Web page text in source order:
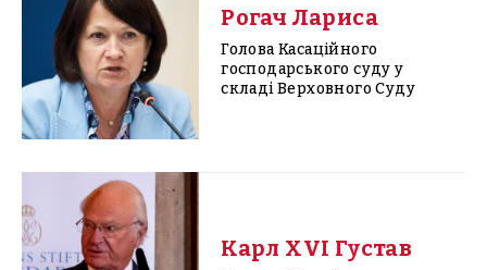
Рогач Лариса
Голова Касаційного
господарського суду у
складі Верховного Суду
Карл XVI Густав